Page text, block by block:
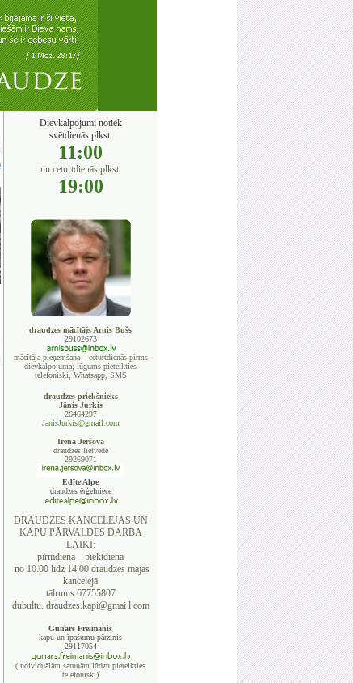
Dievkalpojumi notiek
svētdienās plkst.
11:00
un ceturtdienās plkst.
19:00
draudzes mācītājs Arnis Bušs
29102673
mācītāja pieņemšana – ceturtdienās pirms
dievkalpojuma; lūgums pieteikties
telefoniski, Whatsapp, SMS
draudzes priekšnieks
Jānis Jurķis
26464297
JanisJurkis@gmail.com
Irēna Jeršova
draudzes lietvede
29269071
Edīte Alpe
draudzes ērģelniece
DRAUDZES KANCELEJAS UN
KAPU PĀRVALDES DARBA
LAIKI:
pirmdiena – piektdiena
no 10.00 līdz 14.00 draudzes mājas
kancelejā
tālrunis 67755807
dubultu. draudzes.kapi@gmai l.com
Gunārs Freimanis
kapu un īpašumu pārzinis
29117054
(individuālām sarunām lūdzu pieteikties
telefoniski)